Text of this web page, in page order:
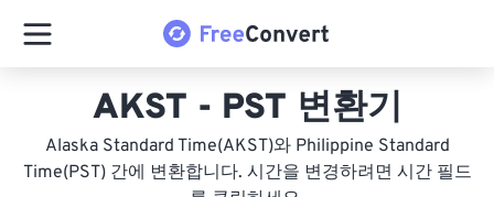
AKST - PST 변환기
Alaska Standard Time(AKST)와 Philippine Standard
Time(PST) 간에 변환합니다. 시간을 변경하려면 시간 필드